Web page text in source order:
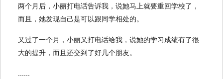
两个月后，小丽打电话告诉我，说她马上就要重回学校了，
而且，她发现自己是可以跟同学相处的。
又过了一个月，小丽又打电话给我，说她的学习成绩有了很
大的提升，而且还交到了好几个朋友。
......